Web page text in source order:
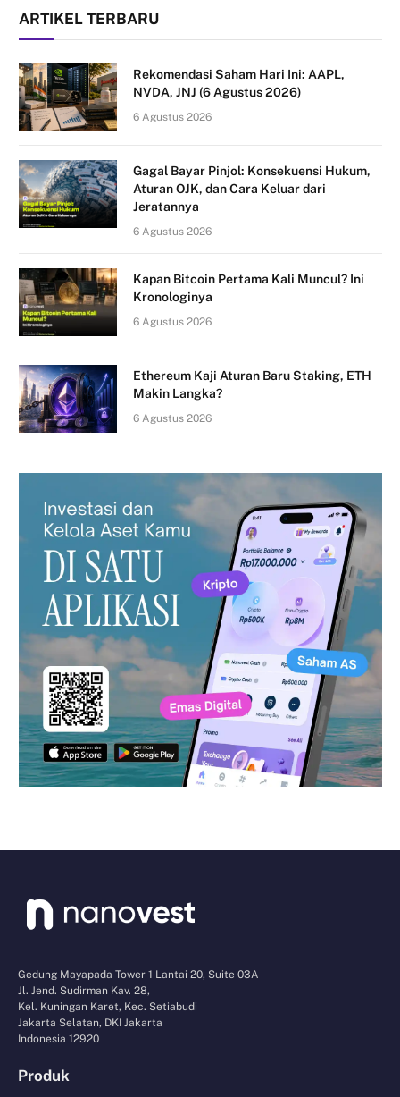
ARTIKEL TERBARU
Rekomendasi Saham Hari Ini: AAPL,
NVDA, JNJ (6 Agustus 2026)
6 Agustus 2026
Gagal Bayar Pinjol: Konsekuensi Hukum,
Aturan OJK, dan Cara Keluar dari
Jeratannya
6 Agustus 2026
Kapan Bitcoin Pertama Kali Muncul? Ini
Kronologinya
6 Agustus 2026
Ethereum Kaji Aturan Baru Staking, ETH
Makin Langka?
6 Agustus 2026
Gedung Mayapada Tower 1 Lantai 20, Suite 03A
Jl. Jend. Sudirman Kav. 28,
Kel. Kuningan Karet, Kec. Setiabudi
Jakarta Selatan, DKI Jakarta
Indonesia 12920
Produk